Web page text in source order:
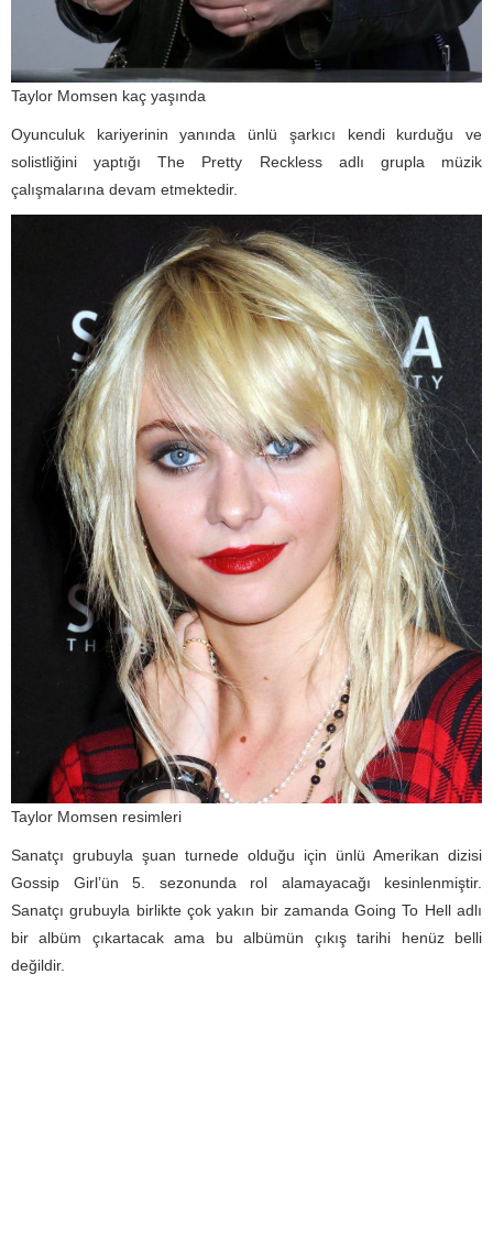
Taylor Momsen kaç yaşında
Oyunculuk kariyerinin yanında ünlü şarkıcı kendi kurduğu ve
solistliğini yaptığı The Pretty Reckless adlı grupla müzik
çalışmalarına devam etmektedir.
Taylor Momsen resimleri
Sanatçı grubuyla şuan turnede olduğu için ünlü Amerikan dizisi
Gossip Girl’ün 5. sezonunda rol alamayacağı kesinlenmiştir.
Sanatçı grubuyla birlikte çok yakın bir zamanda Going To Hell adlı
bir albüm çıkartacak ama bu albümün çıkış tarihi henüz belli
değildir.